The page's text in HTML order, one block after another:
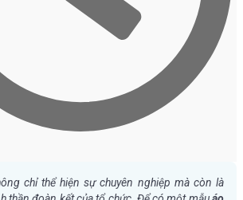
chỉ thể hiện sự chuyên nghiệp mà còn là